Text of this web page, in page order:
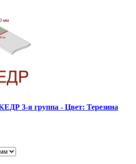
3-я группа - Цвет: Терезина